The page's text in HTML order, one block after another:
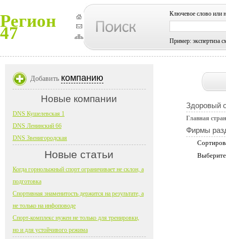
Регион
47
Ключевое слово или
Пример: экспертиза
Здоровый
Главная
Фирмы
Добавить компанию
Новые компании
DNS Кушелевская 1
DNS Ленинский 66
DNS Звенигородская
Новые статьи
Когда горнолыжный спорт ограничивает не склон, а
подготовка
Спортивная знаменитость держится на результате, а
не только на инфоповоде
Спорт-комплекс нужен не только для тренировки,
но и для устойчивого режима